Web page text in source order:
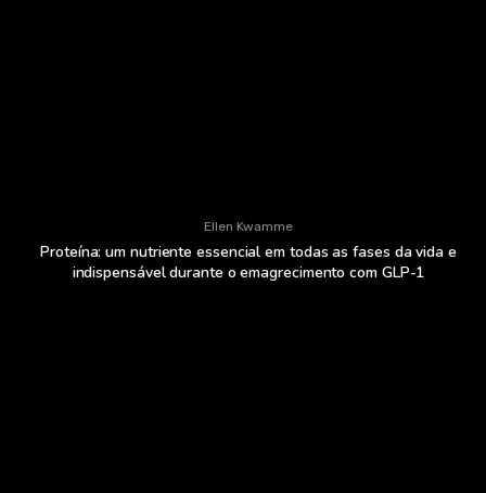
Ellen Kwamme
Proteína: um nutriente essencial em todas as fases da vida e
indispensável durante o emagrecimento com GLP-1